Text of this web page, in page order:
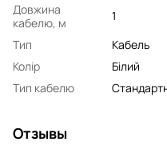
Довжина
кабелю, м
1
Тип
Кабель
Колір
Білий
Тип кабелю
Отзывы